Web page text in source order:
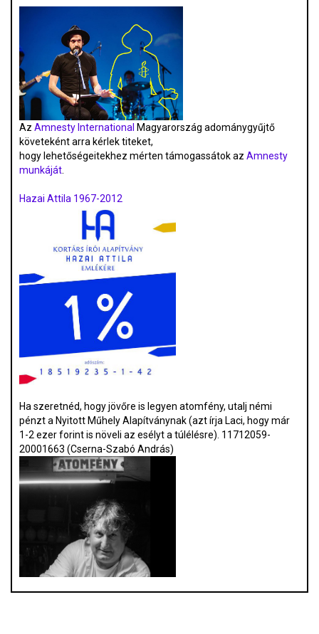
Az Amnesty International Magyarország adománygyűjtő
követeként arra kérlek titeket,
hogy lehetőségeitekhez mérten támogassátok az Amnesty
munkáját.
Hazai Attila 1967-2012
Ha szeretnéd, hogy jövőre is legyen atomfény, utalj némi
pénzt a Nyitott Műhely Alapítványnak (azt írja Laci, hogy már
1-2 ezer forint is növeli az esélyt a túlélésre). 11712059-
20001663 (Cserna-Szabó András)